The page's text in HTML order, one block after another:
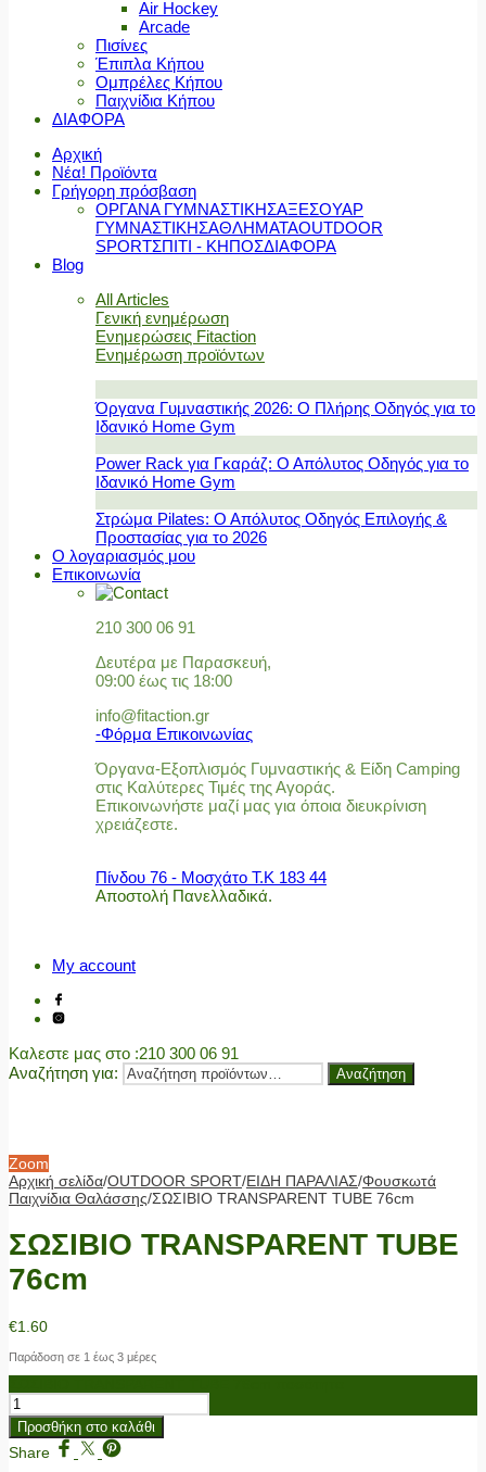
Air Hockey
Arcade
Πισίνες
Έπιπλα Κήπου
Ομπρέλες Κήπου
Παιχνίδια Κήπου
ΔΙΑΦΟΡΑ
Αρχική
Νέα! Προϊόντα
Γρήγορη πρόσβαση
ΟΡΓΑΝΑ ΓΥΜΝΑΣΤΙΚΗΣΑΞΕΣΟΥΑΡ
ΓΥΜΝΑΣΤΙΚΗΣΑΘΛΗΜΑΤΑOUTDOOR
SPORTΣΠΙΤΙ - ΚΗΠΟΣΔΙΑΦΟΡΑ
Blog
All Articles
Γενική ενημέρωση
Ενημερώσεις Fitaction
Ενημέρωση προϊόντων
Όργανα Γυμναστικής 2026: Ο Πλήρης Οδηγός για το
Ιδανικό Home Gym
Power Rack για Γκαράζ: Ο Απόλυτος Οδηγός για το
Ιδανικό Home Gym
Στρώμα Pilates: Ο Απόλυτος Οδηγός Επιλογής &
Προστασίας για το 2026
Ο λογαριασμός μου
Επικοινωνία
210 300 06 91
Δευτέρα με Παρασκευή,
09:00 έως τις 18:00
info@fitaction.gr
-Φόρμα Επικοινωνίας
Όργανα-Εξοπλισμός Γυμναστικής & Είδη Camping
στις Καλύτερες Τιμές της Αγοράς.
Επικοινωνήστε μαζί μας για όποια διευκρίνιση
χρειάζεστε.
Πίνδου 76 - Μοσχάτο Τ.Κ 183 44
Αποστολή Πανελλαδικά.
My account
Καλεστε μας στο :210 300 06 91
Αναζήτηση για:
Αναζήτηση
Zoom
Αρχική σελίδα/OUTDOOR SPORT/ΕΙΔΗ ΠΑΡΑΛΙΑΣ/Φουσκωτά
Παιχνίδια Θαλάσσης/ΣΩΣΙΒΙΟ TRANSPARENT TUBE 76cm
ΣΩΣΙΒΙΟ TRANSPARENT TUBE
76cm
€1.60
Παράδοση σε 1 έως 3 μέρες
Προσθήκη στο καλάθι
Share